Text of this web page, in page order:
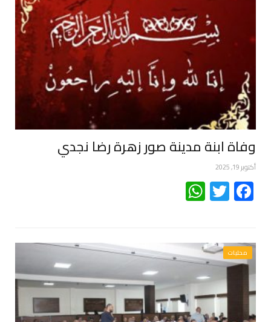
وفاة ابنة مدينة صور زهرة رضا نجدي
أكتوبر 19, 2025
Facebook
Twitter
محليات